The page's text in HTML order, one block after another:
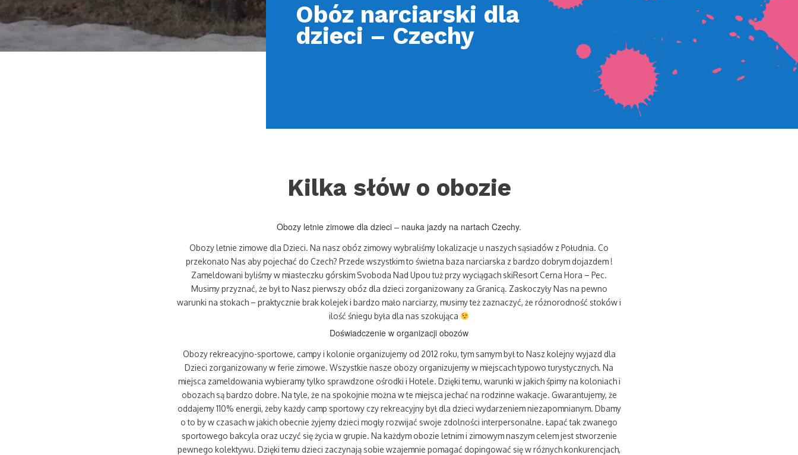
Obóz narciarski dla
dzieci – Czechy
Kilka słów o obozie
Obozy letnie zimowe dla dzieci – nauka jazdy na nartach Czechy.
Obozy letnie zimowe dla Dzieci. Na nasz obóz zimowy wybraliśmy lokalizacje u naszych sąsiadów z Południa. Co
przekonało Nas aby pojechać do Czech? Przede wszystkim to świetna baza narciarska z bardzo dobrym dojazdem !
Zameldowani byliśmy w miasteczku górskim Svoboda Nad Upou tuż przy wyciągach skiResort Cerna Hora – Pec.
Musimy przyznać, że był to Nasz pierwszy obóz dla dzieci zorganizowany za Granicą. Zaskoczyły Nas na pewno
warunki na stokach – praktycznie brak kolejek i bardzo mało narciarzy, musimy też zaznaczyć, że różnorodność stoków i
ilość śniegu była dla nas szokująca
Doświadczenie w organizacji obozów
Obozy rekreacyjno-sportowe, campy i kolonie organizujemy od 2012 roku, tym samym był to Nasz kolejny wyjazd dla
Dzieci zorganizowany w ferie zimowe. Wszystkie nasze obozy organizujemy w miejscach typowo turystycznych. Na
miejsca zameldowania wybieramy tylko sprawdzone ośrodki i Hotele. Dzięki temu, warunki w jakich śpimy na koloniach i
obozach są bardzo dobre. Na tyle, że na spokojnie można w te miejsca jechać na rodzinne wakacje. Gwarantujemy, że
oddajemy 110% energii, żeby każdy camp sportowy czy rekreacyjny był dla dzieci wydarzeniem niezapomnianym. Dbamy
o to by w czasach w jakich obecnie żyjemy dzieci mogły rozwijać swoje zdolności interpersonalne. Łapać tak zwanego
sportowego bakcyla oraz uczyć się życia w grupie. Na każdym obozie letnim i zimowym naszym celem jest stworzenie
pewnego kolektywu. Dzięki temu dzieci zaczynają sobie wzajemnie pomagać dopingować się w różnych konkurencjach,